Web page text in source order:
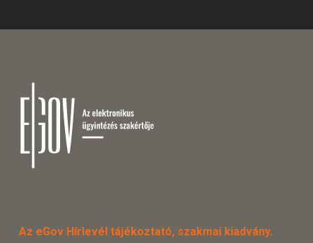
Az eGov Hírlevél tájékoztató, szakmai kiadvány.